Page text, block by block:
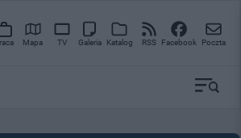
Mapa TV Galeria Katalog RSS Facebook Poczta